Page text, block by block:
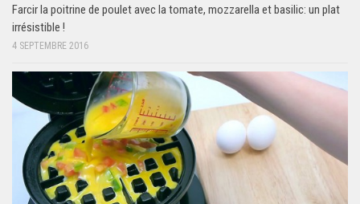
Farcir la poitrine de poulet avec la tomate, mozzarella et basilic: un plat
irrésistible !
4 SEPTEMBRE 2016